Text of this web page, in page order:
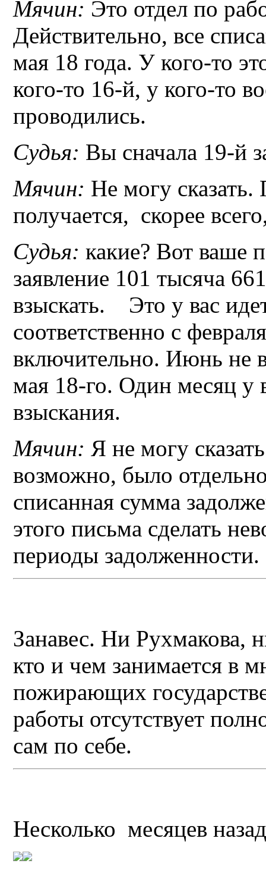
Мячин: Это отдел по
Действительно, все
мая 18 года. У кого-то
кого-то 16-й, у кого-то
проводились.
Судья: Вы сначала 19-й
Мячин: Не могу
получается, скорее
Судья: какие? Вот ваше
заявление 101 тысяча
взыскать. Это у вас
соответственно с
включительно. Июнь не
мая 18-го. Один месяц у
взыскания.
Мячин: Я не могу
возможно, было
списанная сумма
этого письма сделать
периоды задолженности.
Занавес. Ни Рухмакова,
кто и чем занимается в
пожирающих
работы отсутствует
сам по себе.
Несколько месяцев